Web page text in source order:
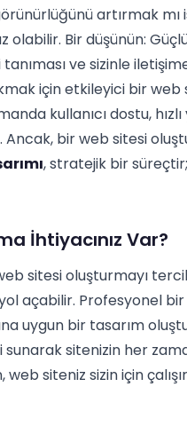
artırmak mı
olabilir. Bir düşünün:
ve sizinle
için etkileyici bir web
kullanıcı dostu,
bir web sitesi
, stratejik bir
İhtiyacınız Var?
sitesi oluşturmayı
açabilir. Profesyonel bir
uygun bir tasarım
sitenizin her
siteniz sizin için